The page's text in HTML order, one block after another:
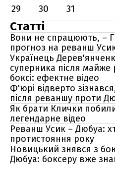
29
30 31
Статті
Вони не спрацюють, –
прогноз на реванш
Українець
суперника після майже
боксі: ефектне відео
Ф'юрі відверто
після реваншу проти
Як брати Клички
легендарне відео
Реванш Усик – Дюбуа:
протистояння року
Новицький знявся з
Дюбуа: боксеру вже